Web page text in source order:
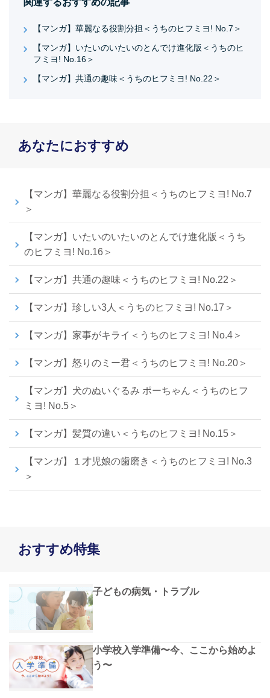
関連するおすすめの記事
【マンガ】華麗なる役割分担＜うちのヒフミヨ! No.7＞
【マンガ】いたいのいたいのとんでけ進化版＜うちのヒ
フミヨ! No.16＞
【マンガ】共通の趣味＜うちのヒフミヨ! No.22＞
あなたにおすすめ
【マンガ】華麗なる役割分担＜うちのヒフミヨ! No.7
＞
【マンガ】いたいのいたいのとんでけ進化版＜うち
のヒフミヨ! No.16＞
【マンガ】共通の趣味＜うちのヒフミヨ! No.22＞
【マンガ】珍しい3人＜うちのヒフミヨ! No.17＞
【マンガ】家事がキライ＜うちのヒフミヨ! No.4＞
【マンガ】怒りのミー君＜うちのヒフミヨ! No.20＞
【マンガ】犬のぬいぐるみ ポーちゃん＜うちのヒフ
ミヨ! No.5＞
【マンガ】髪質の違い＜うちのヒフミヨ! No.15＞
【マンガ】１才児娘の歯磨き＜うちのヒフミヨ! No.3
＞
おすすめ特集
子どもの病気・トラブル
小学校入学準備〜今、ここから始めよ
う〜